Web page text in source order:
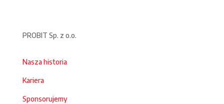
PROBIT Sp. z o.o.
Nasza historia
Kariera
Sponsorujemy